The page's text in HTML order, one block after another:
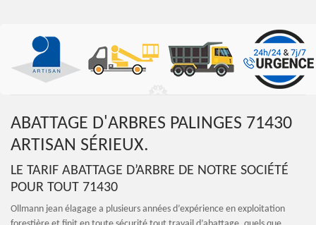
ABATTAGE D'ARBRES PALINGES 71430
ARTISAN SÉRIEUX.
LE TARIF ABATTAGE D’ARBRE DE NOTRE SOCIÉTÉ
POUR TOUT 71430
Ollmann jean élagage a plusieurs années d’expérience en exploitation